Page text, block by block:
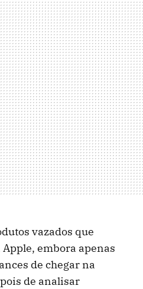
vazados que
embora apenas
de chegar na
de analisar